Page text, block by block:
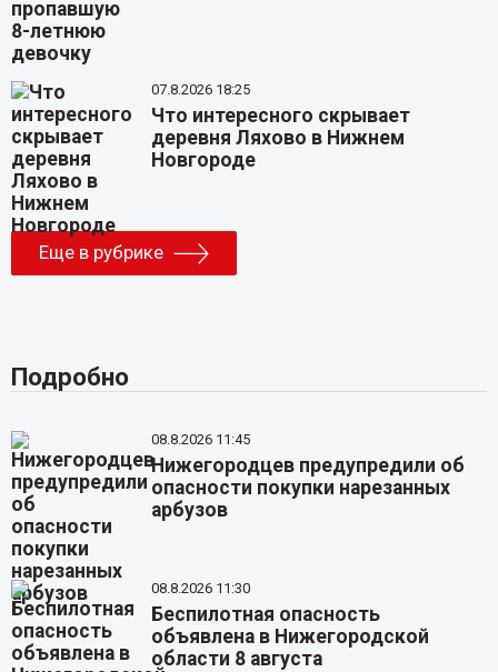
07.8.2026 18:25
Что интересного скрывает
деревня Ляхово в Нижнем
Новгороде
Еще в рубрике
Подробно
08.8.2026 11:45
Нижегородцев предупредили об
опасности покупки нарезанных
арбузов
08.8.2026 11:30
Беспилотная опасность
объявлена в Нижегородской
области 8 августа